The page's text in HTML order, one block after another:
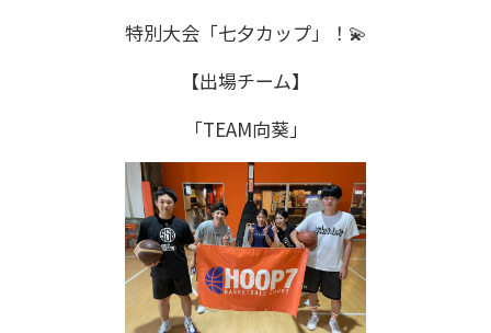
特別大会「七夕カップ」！💫
【出場チーム】
「TEAM向葵」